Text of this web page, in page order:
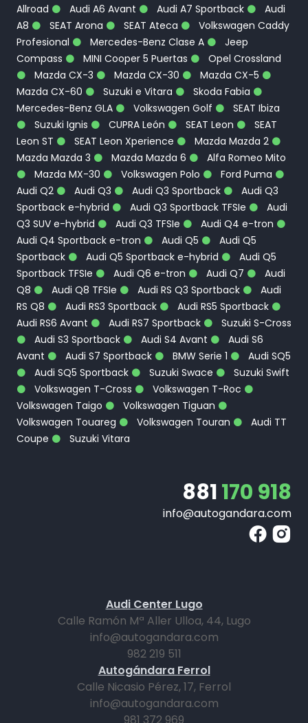
Allroad
Audi A6 Avant Audi A7 Sportback
Audi
A8
SEAT Arona SEAT Ateca
Volkswagen Caddy
Profesional
Mercedes-Benz Clase A
Jeep
Compass
MINI Cooper 5 Puertas
Opel Crossland
Mazda CX-3
Mazda CX-30
Mazda CX-5
Mazda CX-60
Suzuki e Vitara
Skoda Fabia
Mercedes-Benz GLA
Volkswagen Golf
SEAT Ibiza
Suzuki Ignis
CUPRA León SEAT Leon
SEAT
Leon ST
SEAT Leon Xperience
Mazda Mazda 2
Mazda Mazda 3
Mazda Mazda 6
Alfa Romeo Mito
Mazda MX-30
Volkswagen Polo
Ford Puma
Audi Q2
Audi Q3 Audi Q3 Sportback
Audi Q3
Sportback e-hybrid
Audi Q3 Sportback TFSIe
Audi
Q3 SUV e-hybrid
Audi Q3 TFSIe
Audi Q4 e-tron
Audi Q4 Sportback e-tron
Audi Q5
Audi Q5
Sportback
Audi Q5 Sportback e-hybrid
Audi Q5
Sportback TFSIe
Audi Q6 e-tron Audi Q7
Audi
Q8
Audi Q8 TFSIe Audi RS Q3 Sportback
Audi
RS Q8
Audi RS3 Sportback
Audi RS5 Sportback
Audi RS6 Avant
Audi RS7 Sportback
Suzuki S-Cross
Audi S3 Sportback
Audi S4 Avant
Audi S6
Avant
Audi S7 Sportback BMW Serie 1
Audi SQ5
Audi SQ5 Sportback
Suzuki Swace
Suzuki Swift
Volkswagen T-Cross
Volkswagen T-Roc
Volkswagen Taigo
Volkswagen Tiguan
Volkswagen Touareg
Volkswagen Touran
Audi TT
Coupe
Suzuki Vitara
881170 918
info@autogandara.com
Audi Center Lugo
Calle Ramón Mª Aller Ulloa, 44, Lugo
info@autogandara.com
982 219 511
Autogándara Ferrol
Calle Nicasio Pérez, 17, Ferrol
info@autogandara.com